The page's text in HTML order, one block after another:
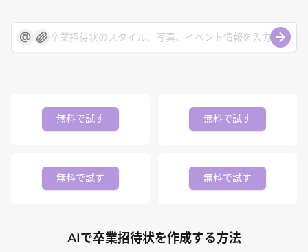
無料で試す 無料で試す
無料で試す 無料で試す
AIで卒業招待状を作成する方法